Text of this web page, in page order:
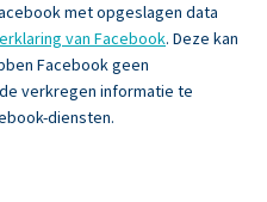
met opgeslagen data
van Facebook. Deze kan
Facebook geen
verkregen informatie te
diensten.